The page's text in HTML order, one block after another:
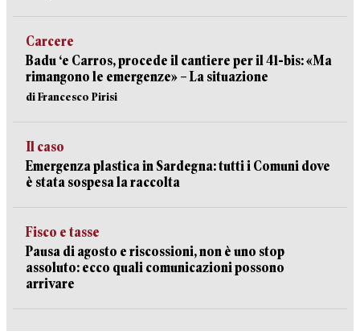
Carcere
Badu ‘e Carros, procede il cantiere per il 41-bis: «Ma
rimangono le emergenze» – La situazione
di Francesco Pirisi
Il caso
Emergenza plastica in Sardegna: tutti i Comuni dove
è stata sospesa la raccolta
Fisco e tasse
Pausa di agosto e riscossioni, non è uno stop
assoluto: ecco quali comunicazioni possono
arrivare